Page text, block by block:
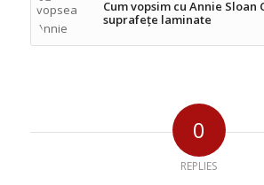
Cum vopsim cu Annie Sloan
suprafețe laminate
0
REPLIES